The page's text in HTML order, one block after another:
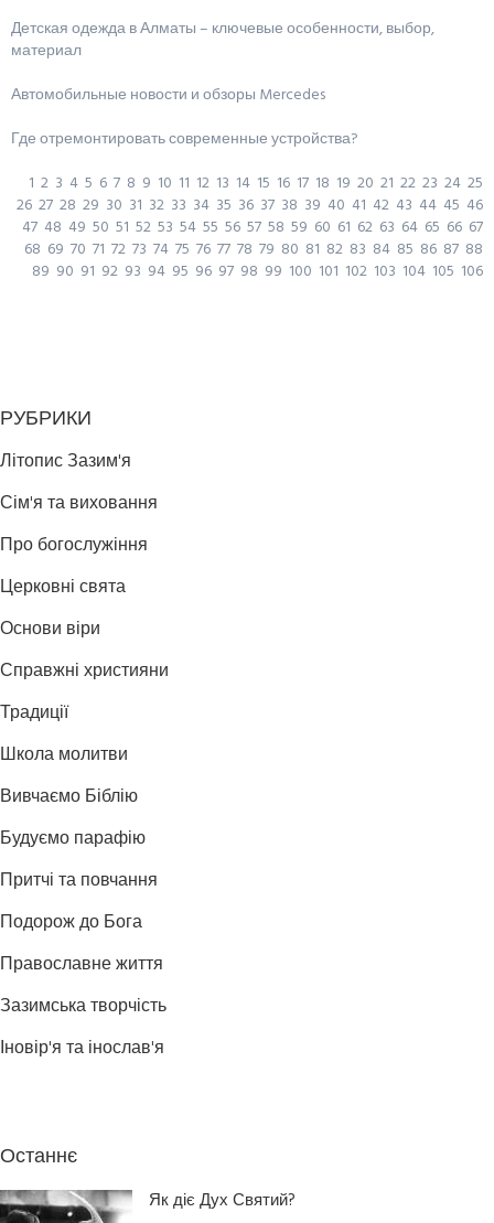
Детская одежда в Алматы – ключевые особенности, выбор,
материал
Автомобильные новости и обзоры Mercedes
Где отремонтировать современные устройства?
1 2 3 4 5 6 7 8 9 10 11 12 13 14 15 16 17 18 19 20 21 22 23 24 25
26 27 28 29 30 31 32 33 34 35 36 37 38 39 40 41 42 43 44 45 46
47 48 49 50 51 52 53 54 55 56 57 58 59 60 61 62 63 64 65 66 67
68 69 70 71 72 73 74 75 76 77 78 79 80 81 82 83 84 85 86 87 88
89 90 91 92 93 94 95 96 97 98 99 100 101 102 103 104 105 106
РУБРИКИ
Літопис Зазим'я
Сім'я та виховання
Про богослужіння
Церковні свята
Основи віри
Справжні християни
Традиції
Школа молитви
Вивчаємо Біблію
Будуємо парафію
Притчі та повчання
Подорож до Бога
Православне життя
Зазимська творчість
Іновір'я та інослав'я
Останнє
Як діє Дух Святий?